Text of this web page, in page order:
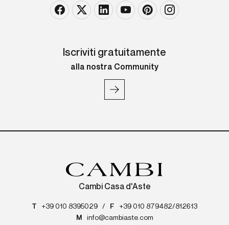
Iscriviti gratuitamente
alla nostra Community
Cambi Casa d'Aste
T +39 010 8395029 / F
+39 010 879482/812613
M
info@cambiaste.com